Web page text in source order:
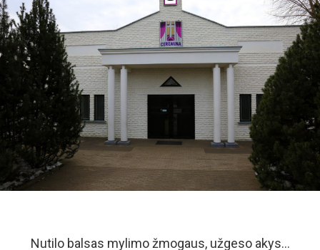
Nutilo balsas mylimo žmogaus, užgeso akys…